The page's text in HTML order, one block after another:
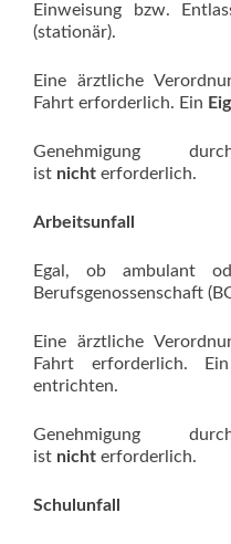
Einweisung bzw.
(stationär).
Eine ärztliche
Fahrt erforderlich. Ein
Genehmigung
ist nicht erforderlich.
Arbeitsunfall
Egal, ob ambulant
Berufsgenossenschaft
Eine ärztliche
Fahrt erforderlich.
entrichten.
Genehmigung
ist nicht erforderlich.
Schulunfall